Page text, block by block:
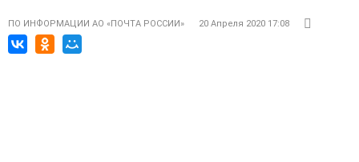
ПО ИНФОРМАЦИИ АО «ПОЧТА РОССИИ» 20 Апреля 2020 17:08